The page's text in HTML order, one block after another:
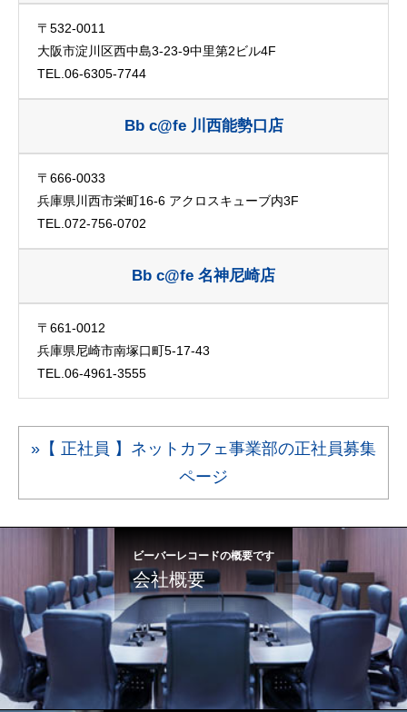
〒532-0011
大阪市淀川区西中島3-23-9中里第2ビル4F
TEL.06-6305-7744
Bb c@fe 川西能勢口店
〒666-0033
兵庫県川西市栄町16-6 アクロスキューブ内3F
TEL.072-756-0702
Bb c@fe 名神尼崎店
〒661-0012
兵庫県尼崎市南塚口町5-17-43
TEL.06-4961-3555
»【 正社員 】ネットカフェ事業部の正社員募集
ページ
ビーバーレコードの概要です
会社概要